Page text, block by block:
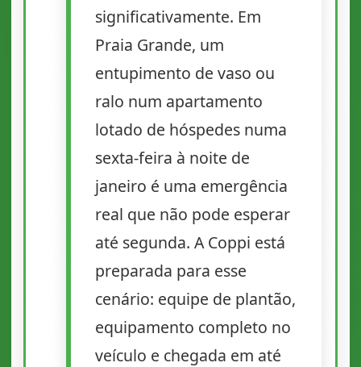
significativamente. Em
Praia Grande, um
entupimento de vaso ou
ralo num apartamento
lotado de hóspedes numa
sexta-feira à noite de
janeiro é uma emergência
real que não pode esperar
até segunda. A Coppi está
preparada para esse
cenário: equipe de plantão,
equipamento completo no
veículo e chegada em até